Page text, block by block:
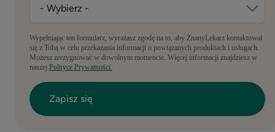
Wypełniając ten formularz, wyrażasz zgodę na to, aby ZnanyLekarz kontaktował
się z Tobą w celu przekazania informacji o powiązanych produktach i usługach.
Możesz zrezygnować w dowolnym momencie. Więcej informacji znajdziesz w
naszej Polityce Prywatności.